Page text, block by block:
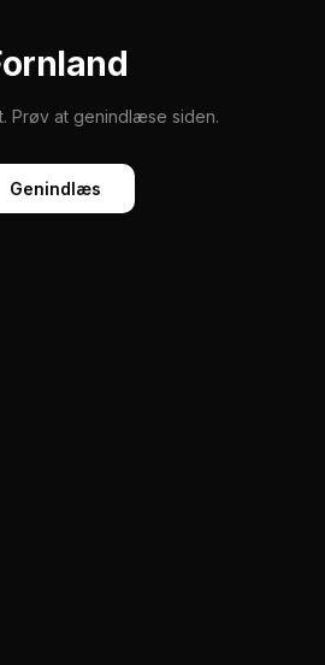
Prøv at genindlæse siden.
Genindlæs